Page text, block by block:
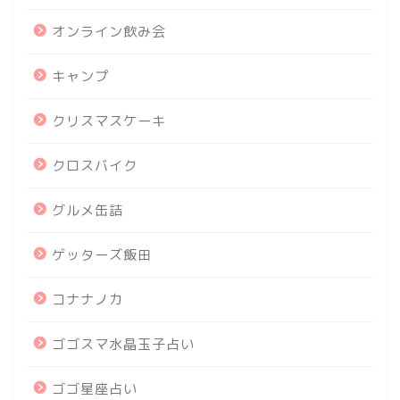
オンライン飲み会
キャンプ
クリスマスケーキ
クロスバイク
グルメ缶詰
ゲッターズ飯田
コナナノカ
ゴゴスマ水晶玉子占い
ゴゴ星座占い